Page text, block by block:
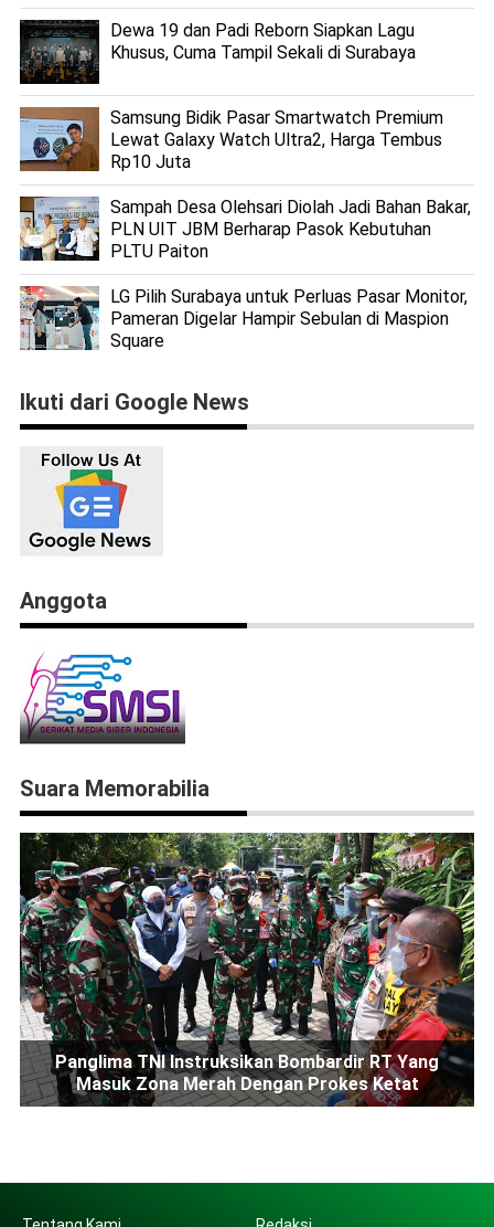
Dewa 19 dan Padi Reborn Siapkan Lagu
Khusus, Cuma Tampil Sekali di Surabaya
Samsung Bidik Pasar Smartwatch Premium
Lewat Galaxy Watch Ultra2, Harga Tembus
Rp10 Juta
Sampah Desa Olehsari Diolah Jadi Bahan Bakar,
PLN UIT JBM Berharap Pasok Kebutuhan
PLTU Paiton
LG Pilih Surabaya untuk Perluas Pasar Monitor,
Pameran Digelar Hampir Sebulan di Maspion
Square
Ikuti dari Google News
Anggota
Suara Memorabilia
Panglima TNI Instruksikan Bombardir RT Yang
Masuk Zona Merah Dengan Prokes Ketat